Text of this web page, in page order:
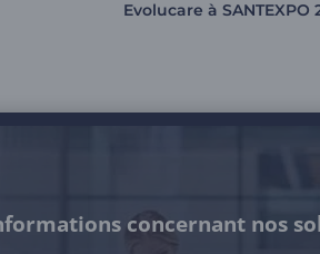
Evolucare à
concernant nos